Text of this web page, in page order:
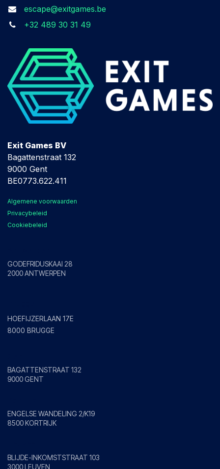
escape@exitgames.be
+32 489 30 31 49
Exit Games BV
Bagattenstraat 132
9000 Gent
BE0773.622.411
Algemene voorwaarden
Privacybeleid
Cookiebeleid
GODEFRIDUSKAAI 28
2000 ANTWERPEN
HOEFIJZERLAAN 17E
8000 BRUGGE
BAGATTENSTRAAT 132
9000 GENT
ENGELSE WANDELING 2/K19
8500 KORTRIJK
BLIJDE-INKOMSTSTRAAT 103
3000 LEUVEN